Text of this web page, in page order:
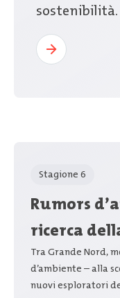
sostenibilità.
Stagione 6
Rumors
ricerca
Tra Grande Nord,
d’ambiente – alla
nuovi esploratori